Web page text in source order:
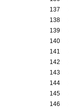
137
138
139
140
141
142
143
144
145
146